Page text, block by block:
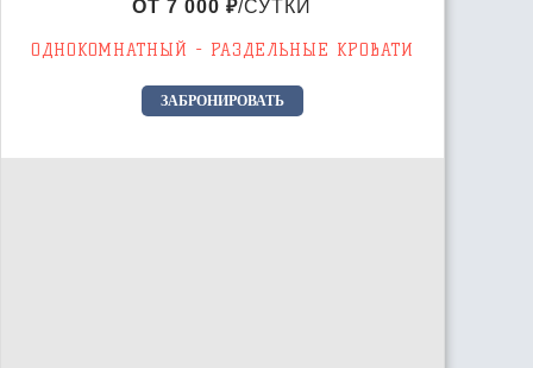
ОТ 7 000 ₽/СУТКИ
ОДНОКОМНАТНЫЙ - РАЗДЕЛЬНЫЕ КРОВАТИ
ЗАБРОНИРОВАТЬ